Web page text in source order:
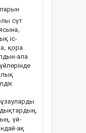
сүт
іс-
қора
ала
үй-
ақ